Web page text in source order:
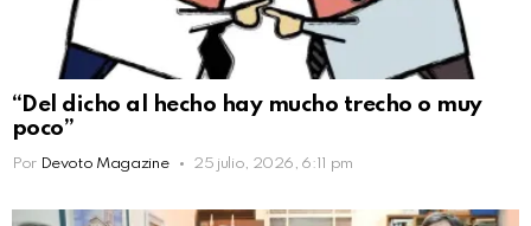
“Del dicho al hecho hay mucho trecho o muy
poco”
Por Devoto Magazine 25 julio, 2026, 6:11 pm